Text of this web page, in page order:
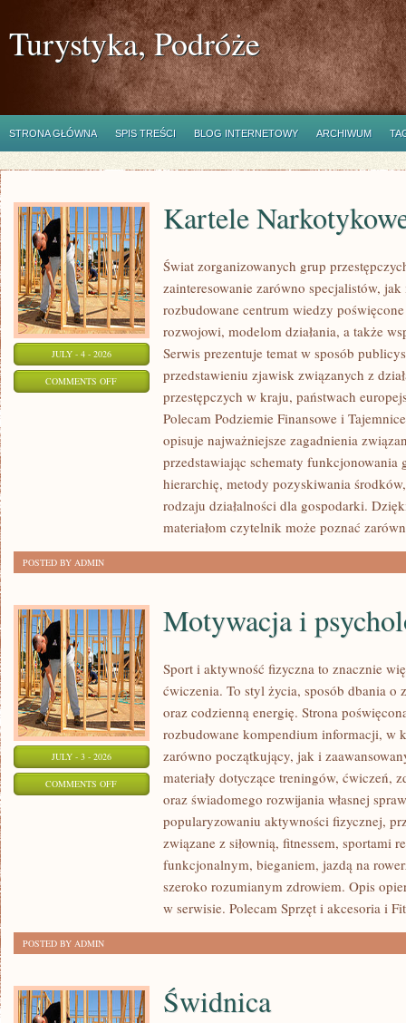
Turystyka, Podróże
STRONA GŁÓWNA SPIS TREŚCI BLOG INTERNETOWY ARCHIWUM
JULY - 4 - 2026
COMMENTS OFFON
NARKOTYKOWE
Kartele
Świat zorganizowanych grup
zainteresowanie zarówno specjalistów,
rozbudowane centrum wiedzy
rozwojowi, modelom działania, a także
Serwis prezentuje temat w sposób
przedstawieniu zjawisk związanych z
przestępczych w kraju, państwach
Polecam Podziemie Finansowe i
opisuje najważniejsze zagadnienia
przedstawiając schematy funkcjonowania
hierarchię, metody pozyskiwania
rodzaju działalności dla gospodarki.
materiałom czytelnik może poznać
POSTED BY ADMIN
JULY - 3 - 2026
COMMENTS OFFON
MOTYWACJA
PSYCHOLOGIA
Motywacja i
Sport i aktywność fizyczna to znacznie
ćwiczenia. To styl życia, sposób dbania o
oraz codzienną energię. Strona
rozbudowane kompendium informacji, w
zarówno początkujący, jak i
materiały dotyczące treningów, ćwiczeń,
oraz świadomego rozwijania własnej
popularyzowaniu aktywności fizycznej,
związane z siłownią, fitnessem, sportami
funkcjonalnym, bieganiem, jazdą na
szeroko rozumianym zdrowiem. Opis
w serwisie. Polecam Sprzęt i akcesoria i
POSTED BY ADMIN
Świdnica